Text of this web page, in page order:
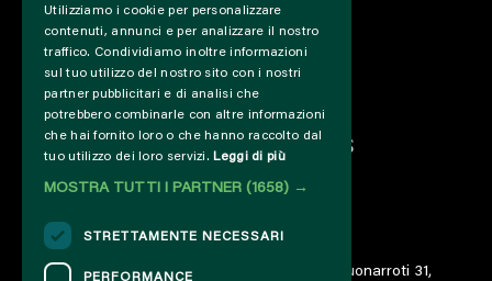
INFO
SUPPORT US
PRESS&PROFESSIONAL
ABOUT US
PARTNER
PROJECTS AND COLLABORATIONS
PAST EDITIONS
ARCHIVE
DIARY
© 2023 – Associazione AREA06 – ETS – Via Buonarroti 31,
Utilizziamo i cookie per personalizzare
contenuti, annunci e per analizzare il nostro
traffico. Condividiamo inoltre informazioni
sul tuo utilizzo del nostro sito con i nostri
partner pubblicitari e di analisi che
potrebbero combinarle con altre informazioni
che hai fornito loro o che hanno raccolto dal
tuo utilizzo dei loro servizi. Leggi di più
MOSTRA TUTTI I PARTNER (1658) →
STRETTAMENTE NECESSARI
PERFORMANCE